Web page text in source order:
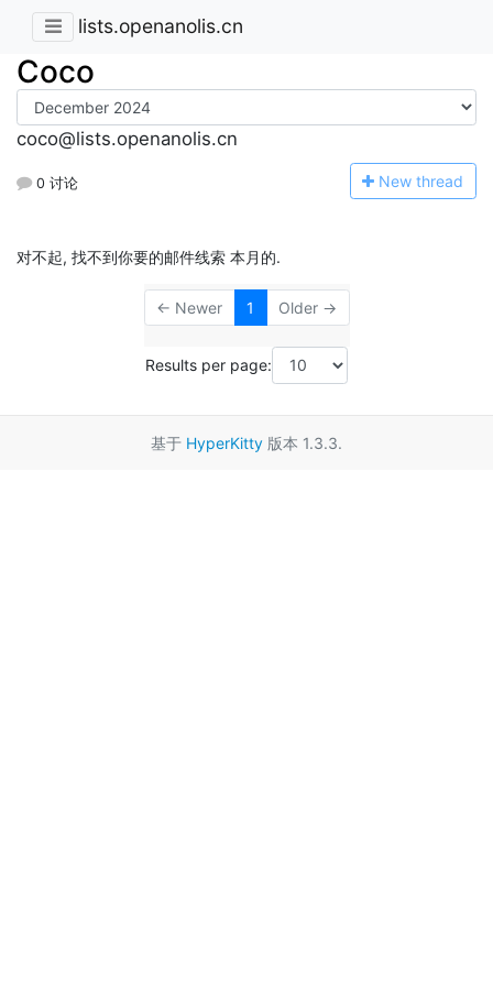
lists.openanolis.cn
Coco
coco@lists.openanolis.cn
0 讨论 New thread
对不起, 找不到你要的邮件线索 本月的.
← Newer 1 Older →
Results per page:
基于 HyperKitty 版本 1.3.3.